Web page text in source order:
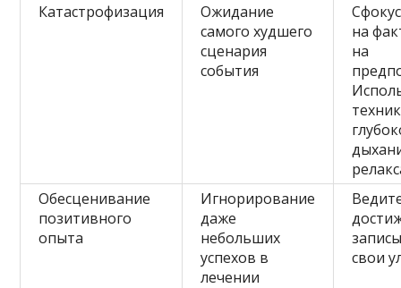
Катастрофизация
Ожидание
самого худшего
сценария
события
на
на
Обесценивание
позитивного
опыта
Игнорирование
даже
небольших
успехов в
лечении
свои